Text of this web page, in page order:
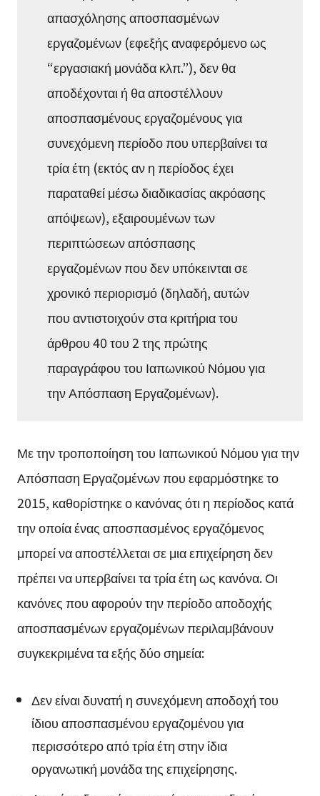
απασχόλησης αποσπασμένων
εργαζομένων (εφεξής αναφερόμενο ως
“εργασιακή μονάδα κλπ.”), δεν θα
αποδέχονται ή θα αποστέλλουν
αποσπασμένους εργαζομένους για
συνεχόμενη περίοδο που υπερβαίνει τα
τρία έτη (εκτός αν η περίοδος έχει
παραταθεί μέσω διαδικασίας ακρόασης
απόψεων), εξαιρουμένων των
περιπτώσεων απόσπασης
εργαζομένων που δεν υπόκεινται σε
χρονικό περιορισμό (δηλαδή, αυτών
που αντιστοιχούν στα κριτήρια του
άρθρου 40 του 2 της πρώτης
παραγράφου του Ιαπωνικού Νόμου για
την Απόσπαση Εργαζομένων).
Με την τροποποίηση του Ιαπωνικού Νόμου για την
Απόσπαση Εργαζομένων που εφαρμόστηκε το
2015, καθορίστηκε ο κανόνας ότι η περίοδος κατά
την οποία ένας αποσπασμένος εργαζόμενος
μπορεί να αποστέλλεται σε μια επιχείρηση δεν
πρέπει να υπερβαίνει τα τρία έτη ως κανόνα. Οι
κανόνες που αφορούν την περίοδο αποδοχής
αποσπασμένων εργαζομένων περιλαμβάνουν
συγκεκριμένα τα εξής δύο σημεία:
Δεν είναι δυνατή η συνεχόμενη αποδοχή του
ίδιου αποσπασμένου εργαζομένου για
περισσότερο από τρία έτη στην ίδια
οργανωτική μονάδα της επιχείρησης.